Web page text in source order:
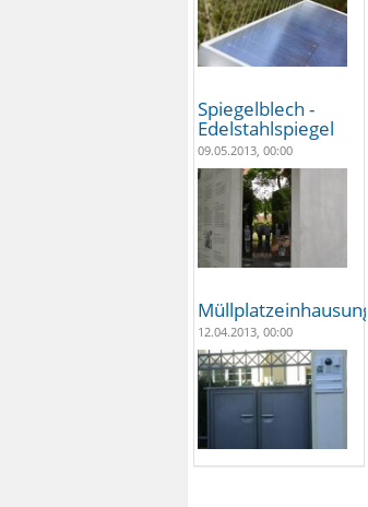
Spiegelblech -
Edelstahlspiegel
09.05.2013, 00:00
12.04.2013, 00:00